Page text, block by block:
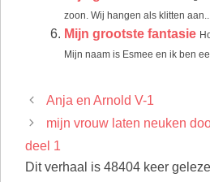
zoon. Wij hangen als klitten aan...
Mijn grootste fantasie
Mijn naam is Esmee en ik ben
Anja en Arnold V-1
mijn vrouw laten neuken
deel 1
Dit verhaal is 48404 keer